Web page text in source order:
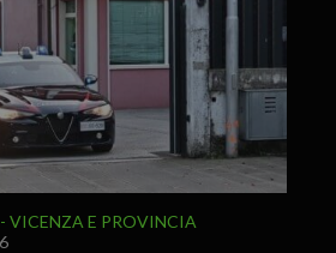
VICENZA E PROVINCIA